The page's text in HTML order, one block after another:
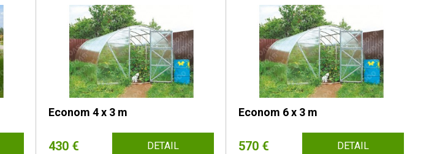
Econom 4 x 3 m
430 € DETAIL
Econom 6 x 3 m
570 € DETAIL